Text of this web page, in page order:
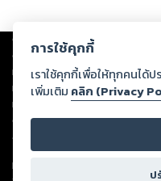
Copyright © 2026
ต่อผลงานหรือเนื้อหาใดที่อัปโหลดผ่
ทรัพย์สินทางปัญญาของบุคคลอื่นห
ทุกท่านโปรดใช้วิจารณญาณในการ
หนึ่งส่วนใดขัดต่อกฎหมายและศีลธ
ดำเนินการในทันที ทั้งนี้ ทางสตอ
ลิขสิทธิ์ พ.ศ. 2537 (ฉบับล่าสุด)
For support:
การใช้คุกกี้
เราใช้คุกกี้เพื่อให้ทุกคนได้
เพิ่มเติม คลิก (Privacy
ป